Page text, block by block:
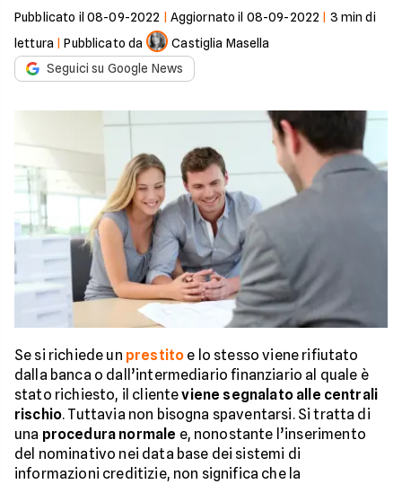
Pubblicato il 08-09-2022 Aggiornato il 08-09-2022 3 min di
lettura |Pubblicato da
Castiglia Masella
Seguici su Google News
Se si richiede un prestito e lo stesso viene rifiutato
dalla banca o dall’intermediario finanziario al quale è
stato richiesto, il clienteviene segnalato alle centrali
rischio. Tuttavia non bisogna spaventarsi. Si tratta di
una procedura normale e, nonostante l’inserimento
del nominativo nei data base dei sistemi di
informazioni creditizie, non significa che la